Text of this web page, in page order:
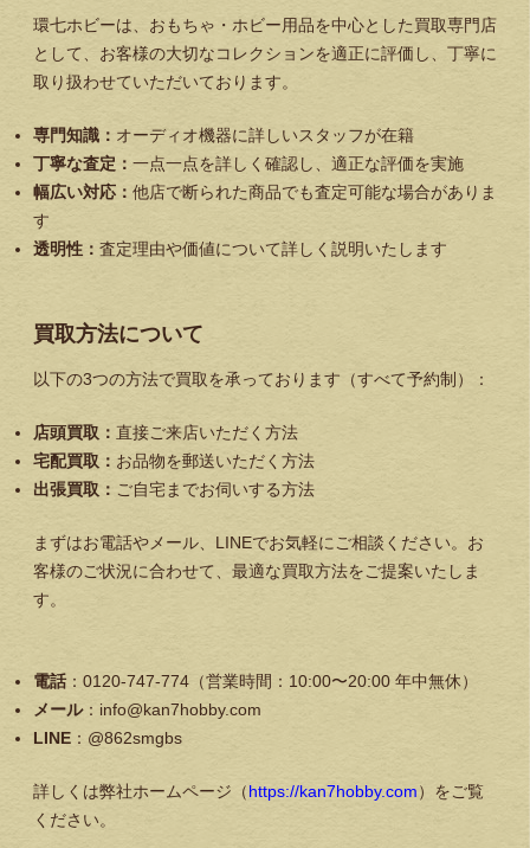
環七ホビーは、おもちゃ・ホビー用品を中心とした買取専門店
として、お客様の大切なコレクションを適正に評価し、丁寧に
取り扱わせていただいております。
専門知識： オーディオ機器に詳しいスタッフが在籍
丁寧な査定： 一点一点を詳しく確認し、適正な評価を実施
幅広い対応： 他店で断られた商品でも査定可能な場合がありま
す
透明性： 査定理由や価値について詳しく説明いたします
買取方法について
以下の3つの方法で買取を承っております（すべて予約制）：
店頭買取： 直接ご来店いただく方法
宅配買取： お品物を郵送いただく方法
出張買取： ご自宅までお伺いする方法
まずはお電話やメール、LINEでお気軽にご相談ください。お
客様のご状況に合わせて、最適な買取方法をご提案いたしま
す。
電話 ：0120-747-774（営業時間：10:00〜20:00 年中無休）
メール：info@kan7hobby.com
LINE ：@862smgbs
詳しくは弊社ホームページ（https://kan7hobby.com）をご覧
ください。